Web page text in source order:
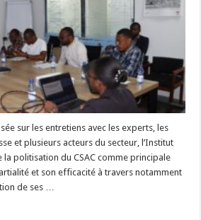
sur les entretiens avec les experts, les
et plusieurs acteurs du secteur, l’Institut
la politisation du CSAC comme principale
et son efficacité à travers notamment
de ses …